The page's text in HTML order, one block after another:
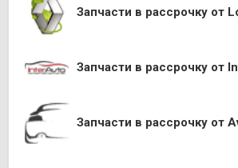
Запчасти в рассрочку от
Запчасти в рассрочку от
Запчасти в рассрочку от